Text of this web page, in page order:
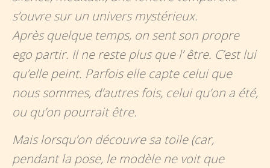
s’ouvre sur un univers mystérieux.
Après quelque temps, on sent son propre
ego partir. Il ne reste plus que l’ être. C’est lui
qu’elle peint. Parfois elle capte celui que
nous sommes, d’autres fois, celui qu’on a été,
ou qu’on pourrait être.
Mais lorsqu’on découvre sa toile (car,
pendant la pose, le modèle ne voit que